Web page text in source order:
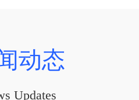
动态
Updates